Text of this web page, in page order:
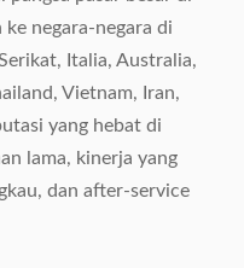
negara-negara di
Italia, Australia,
Vietnam, Iran,
yang hebat di
lama, kinerja yang
dan after-service